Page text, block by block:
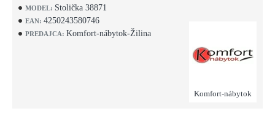
MODEL: Stolička 38871
EAN: 4250243580746
PREDAJCA: Komfort-nábytok-Žilina
Komfort-nábytok